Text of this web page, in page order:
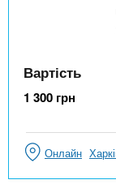
Вартість
1 300 грн
Онлайн